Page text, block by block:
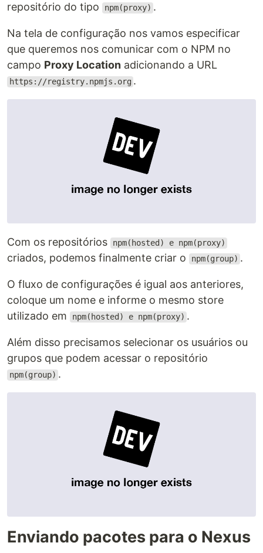
repositório do tipo
npm(proxy) .
Na tela de configuração nos vamos especificar
que queremos nos comunicar com o NPM no
campo Proxy Location adicionando a URL
https://registry.npmjs.org .
Com os repositórios npm(hosted) e npm(proxy)
criados, podemos finalmente criar o npm(group) .
O fluxo de configurações é igual aos anteriores,
coloque um nome e informe o mesmo store
utilizado em
npm(hosted) e npm(proxy) .
Além disso precisamos selecionar os usuários ou
grupos que podem acessar o repositório
npm(group) .
Enviando pacotes para o Nexus